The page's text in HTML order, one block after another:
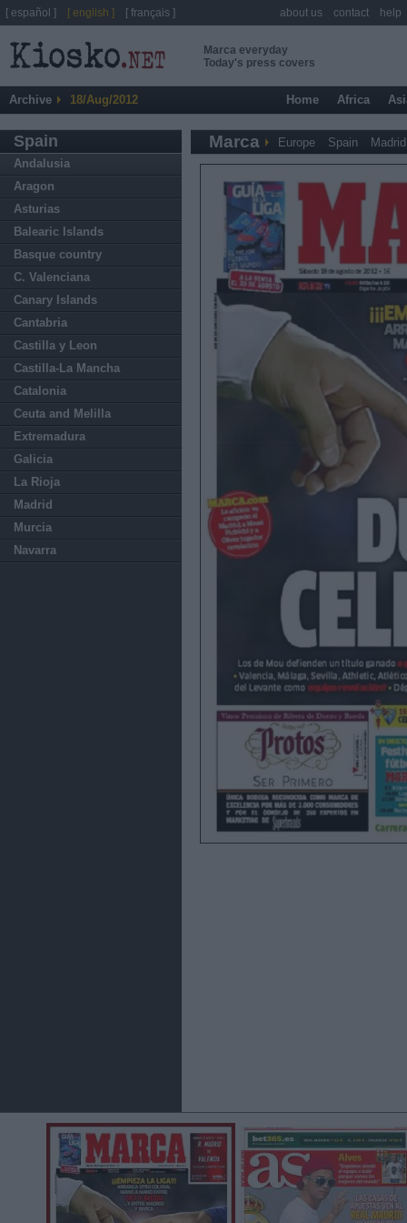
Marca everyday
Today's press covers
Archive 18/Aug/2012 Home Africa
Spain
Andalusia
Aragon
Asturias
Balearic Islands
Basque country
C. Valenciana
Canary Islands
Cantabria
Castilla y Leon
Castilla-La Mancha
Catalonia
Ceuta and Melilla
Extremadura
Galicia
La Rioja
Madrid
Murcia
Navarra
Marca Europe Spain Madrid
[ español ] [ english ] [ français ] about us contact help